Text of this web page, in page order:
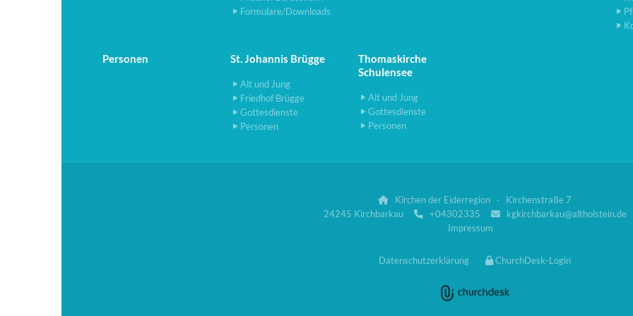
Formulare/Downloads
Personen St. Johannis Brügge
Alt und Jung
Friedhof Brügge
Gottesdienste
Personen
Thomaskirche
Schulensee
Alt und Jung
Gottesdienste
Personen

Kirchen der Eiderregion · Kirchenstraße 7
24245 Kirchbarkau
+04302335 kgkirchbarkau@altholstein.de
Impressum
Datenschutzerklärung ChurchDesk-Login